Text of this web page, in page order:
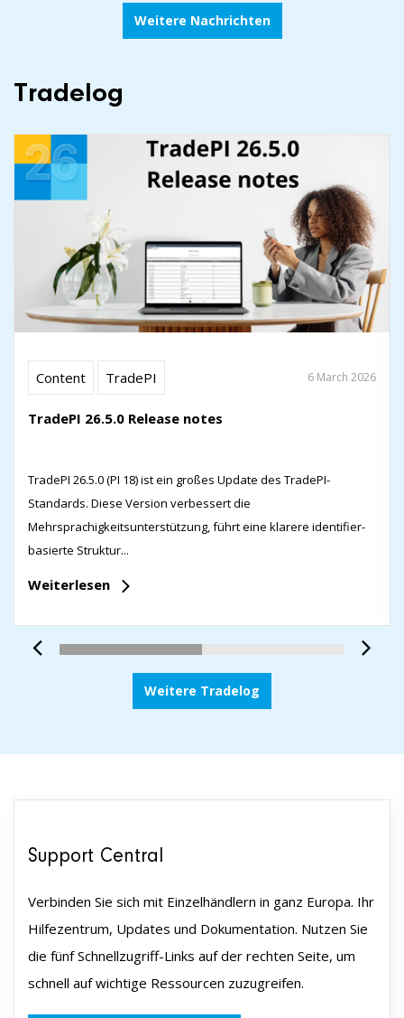
Weitere Nachrichten
Tradelog
Content TradePI 6 March 2026
TradePI 26.5.0 Release notes
TradePI 26.5.0 (PI 18) ist ein großes Update des TradePI-
Standards. Diese Version verbessert die
Mehrsprachigkeitsunterstützung, führt eine klarere identifier-
basierte Struktur...
Weiterlesen
Weitere Tradelog
Support Central
Verbinden Sie sich mit Einzelhändlern in ganz Europa. Ihr
Hilfezentrum, Updates und Dokumentation. Nutzen Sie
die fünf Schnellzugriff-Links auf der rechten Seite, um
schnell auf wichtige Ressourcen zuzugreifen.